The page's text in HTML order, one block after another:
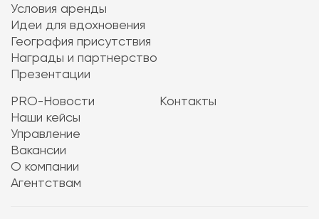
Условия аренды
Идеи для вдохновения
География присутствия
Награды и партнерство
Презентации
PRO-Новости
Наши кейсы
Управление
Вакансии
О компании
Агентствам
Контакты